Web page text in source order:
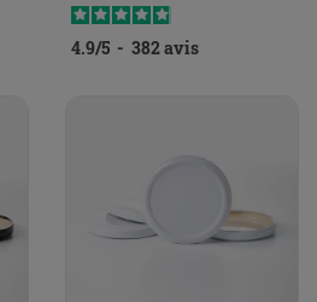
4.9/5 - 382avis